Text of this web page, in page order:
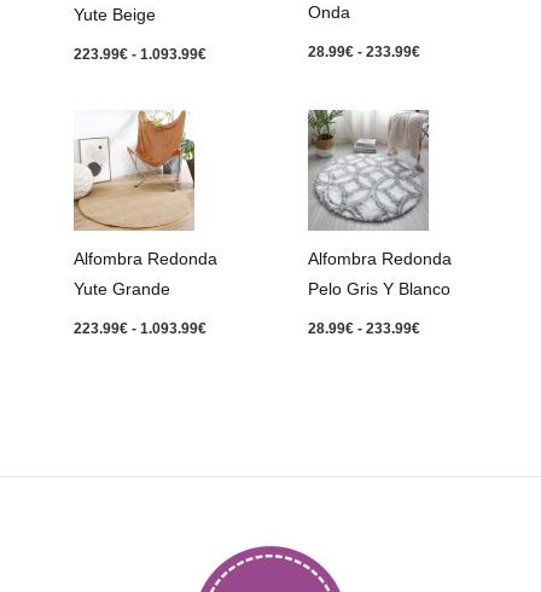
Yute Beige
223.99€ - 1.093.99€
Onda
28.99€ - 233.99€
Alfombra Redonda
Yute Grande
223.99€ - 1.093.99€
Alfombra Redonda
Pelo Gris Y Blanco
28.99€ - 233.99€
Rango
de
precios:
desde
28.99€
233.99€